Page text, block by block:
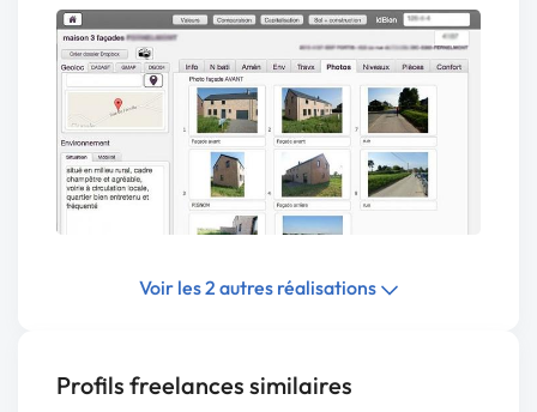
Voir les 2 autres réalisations
Profils freelances similaires